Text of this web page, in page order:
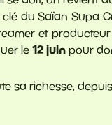
clé du Saïan Supa
et
le 12 juin pour
sa richesse,